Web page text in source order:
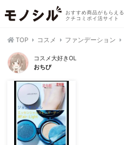
おすすめ商品がもらえる
クチコミポイ活サイト
TOP コスメ ファンデーション
コスメ大好きOL
おちび